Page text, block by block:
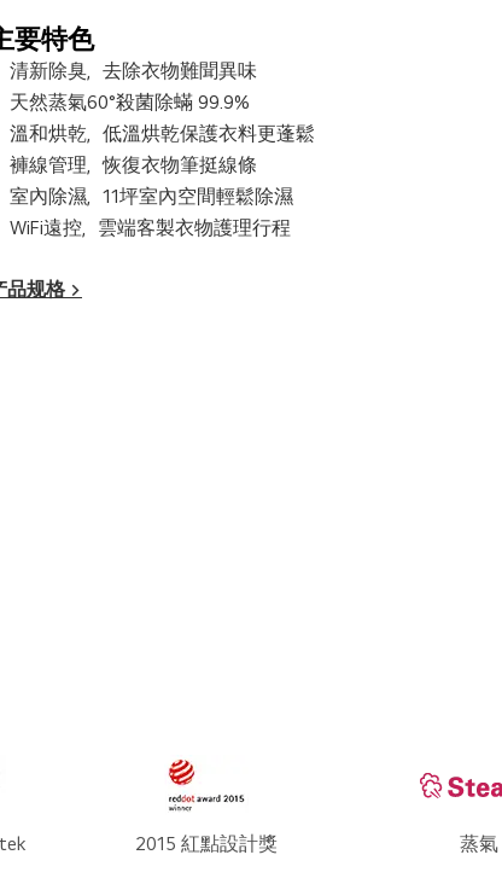
要特色
清新除臭，去除衣物難聞異味
天然蒸氣60°殺菌除蟎 99.9%
溫和烘乾，低溫烘乾保護衣料更蓬鬆
褲線管理，恢復衣物筆挺線條
室內除濕，11坪室內空間輕鬆除濕
WiFi遠控，雲端客製衣物護理行程
品规格 >
2015 紅點設計獎 蒸氣